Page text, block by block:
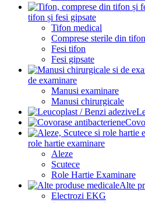
tifon și fesi gipsate
Tifon medical
Comprese sterile din tifon
Fesi tifon
Fesi gipsate
de examinare
Manusi examinare
Manusi chirurgicale
role hartie examinare
Aleze
Scutece
Role Hartie Examinare
Alte
Electrozi EKG